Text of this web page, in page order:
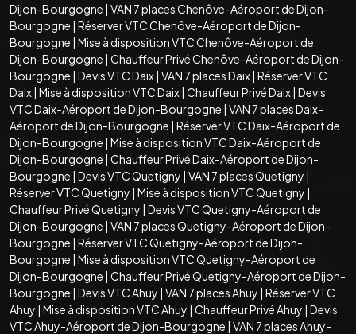
Dijon-Bourgogne | VAN 7 places Chenôve-Aéroport de Dijon-
Bourgogne | Réserver VTC Chenôve-Aéroport de Dijon-
Bourgogne | Mise à disposition VTC Chenôve-Aéroport de
Dijon-Bourgogne | Chauffeur Privé Chenôve-Aéroport de Dijon-
Bourgogne | Devis VTC Daix| VAN 7 places Daix| Réserver VTC
Daix| Mise à disposition VTC Daix| Chauffeur Privé Daix| Devis
VTC Daix-Aéroport de Dijon-Bourgogne | VAN 7 places Daix-
Aéroport de Dijon-Bourgogne | Réserver VTC Daix-Aéroport de
Dijon-Bourgogne | Mise à disposition VTC Daix-Aéroport de
Dijon-Bourgogne | Chauffeur Privé Daix-Aéroport de Dijon-
Bourgogne | Devis VTC Quetigny | VAN 7 places Quetigny |
Réserver VTC Quetigny | Mise à disposition VTC Quetigny |
Chauffeur Privé Quetigny | Devis VTC Quetigny-Aéroport de
Dijon-Bourgogne | VAN 7 places Quetigny-Aéroport de Dijon-
Bourgogne | Réserver VTC Quetigny-Aéroport de Dijon-
Bourgogne | Mise à disposition VTC Quetigny-Aéroport de
Dijon-Bourgogne | Chauffeur Privé Quetigny-Aéroport de Dijon-
Bourgogne | Devis VTC Ahuy | VAN 7 places Ahuy | Réserver VTC
Ahuy | Mise à disposition VTC Ahuy | Chauffeur Privé Ahuy | Devis
VTC Ahuy-Aéroport de Dijon-Bourgogne | VAN 7 places Ahuy-